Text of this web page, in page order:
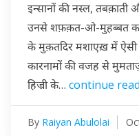
इन्सानों की नस्ल,
उनसे शफ़क़त-ओ-मुहब्बत
के मुक़तदिर मशाएख़ में ऐसी
कारनामों की वजह से
हिज्री के… continue
By Raiyan Abulolai